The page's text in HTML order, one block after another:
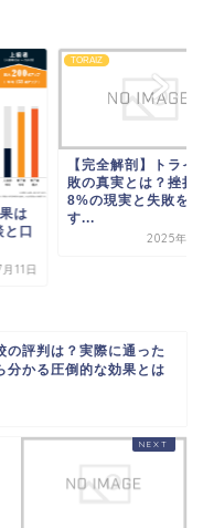
失
率
避
11日
TORAIZ
トライズ vs プログ
ト：英語コーチング
比較【2025年版...
の評判は？実際に通った
分かる圧倒的な効果とは